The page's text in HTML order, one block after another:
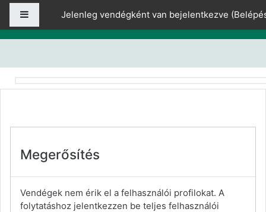
Tovább a fő tartalomhoz
OldalpanelJelenleg vendégként van bejelentkezve (
Megerősítés
Vendégek nem érik el a felhasználói profilokat. A
folytatáshoz jelentkezzen be teljes felhasználói